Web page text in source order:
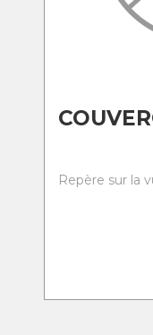
Repère sur la